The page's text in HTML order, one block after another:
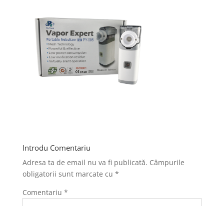
Introdu Comentariu
Adresa ta de email nu va fi publicată. Câmpurile
obligatorii sunt marcate cu *
Comentariu *